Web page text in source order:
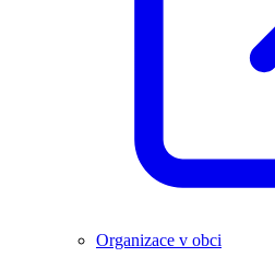
Organizace v obci